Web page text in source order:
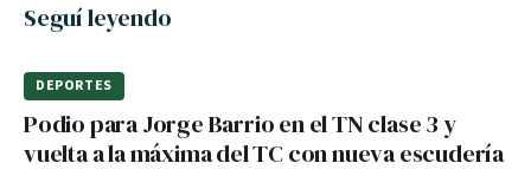
Seguí leyendo
DEPORTES
Podio para Jorge Barrio en el TN clase 3 y
vuelta a la máxima del TC con nueva escudería